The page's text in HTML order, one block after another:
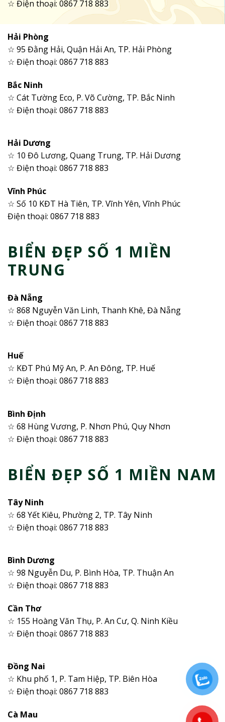
☆ Điện thoại: 0867 718 883
Hải Phòng
☆ 95 Đằng Hải, Quận Hải An, TP. Hải Phòng
☆ Điện thoại: 0867 718 883
Bắc Ninh
☆ Cát Tường Eco, P. Võ Cường, TP. Bắc Ninh
☆ Điện thoại: 0867 718 883
Hải Dương
☆ 10 Đô Lương, Quang Trung, TP. Hải Dương
☆ Điện thoại: 0867 718 883
Vĩnh Phúc
☆ Số 10 KĐT Hà Tiên, TP. Vĩnh Yên, Vĩnh Phúc
Điện thoại: 0867 718 883
BIỂN ĐẸP SỐ 1 MIỀN
TRUNG
Đà Nẵng
☆ 868 Nguyễn Văn Linh, Thanh Khê, Đà Nẵng
☆ Điện thoại: 0867 718 883
Huế
☆ KĐT Phú Mỹ An, P. An Đông, TP. Huế
☆ Điện thoại: 0867 718 883
Bình Định
☆ 68 Hùng Vương, P. Nhơn Phú, Quy Nhơn
☆ Điện thoại: 0867 718 883
BIỂN ĐẸP SỐ 1 MIỀN NAM
Tây Ninh
☆ 68 Yết Kiêu, Phường 2, TP. Tây Ninh
☆ Điện thoại: 0867 718 883
Bình Dương
☆ 98 Nguyễn Du, P. Bình Hòa, TP. Thuận An
☆ Điện thoại: 0867 718 883
Cần Thơ
☆ 155 Hoàng Văn Thụ, P. An Cư, Q. Ninh Kiều
☆ Điện thoại: 0867 718 883
Đồng Nai
☆ Khu phố 1, P. Tam Hiệp, TP. Biên Hòa
☆ Điện thoại: 0867 718 883
Cà Mau